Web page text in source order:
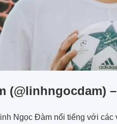
(@linhngocdam)
Ngọc Đàm nổi tiếng với